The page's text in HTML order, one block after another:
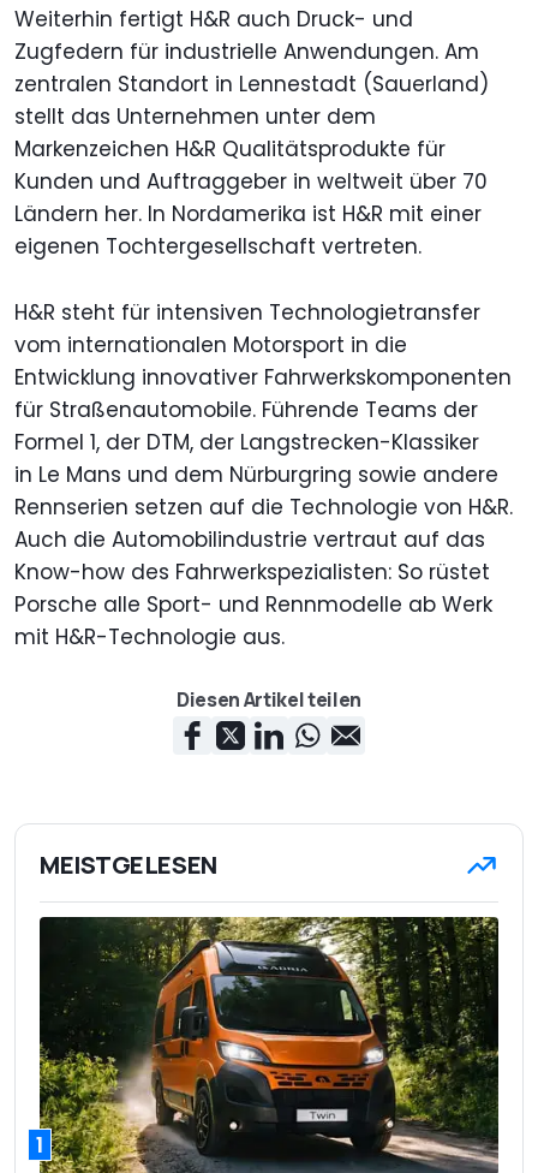
Weiterhin fertigt H&R auch Druck- und
Zugfedern für industrielle Anwendungen. Am
zentralen Standort in Lennestadt (Sauerland)
stellt das Unternehmen unter dem
Markenzeichen H&R Qualitätsprodukte für
Kunden und Auftraggeber in weltweit über 70
Ländern her. In Nordamerika ist H&R mit einer
eigenen Tochtergesellschaft vertreten.
H&R steht für intensiven Technologietransfer
vom internationalen Motorsport in die
Entwicklung innovativer Fahrwerkskomponenten
für Straßenautomobile. Führende Teams der
Formel 1, der DTM, der Langstrecken-Klassiker
in Le Mans und dem Nürburgring sowie andere
Rennserien setzen auf die Technologie von H&R.
Auch die Automobilindustrie vertraut auf das
Know-how des Fahrwerkspezialisten: So rüstet
Porsche alle Sport- und Rennmodelle ab Werk
mit H&R-Technologie aus.
Diesen Artikel teilen
MEISTGELESEN
1